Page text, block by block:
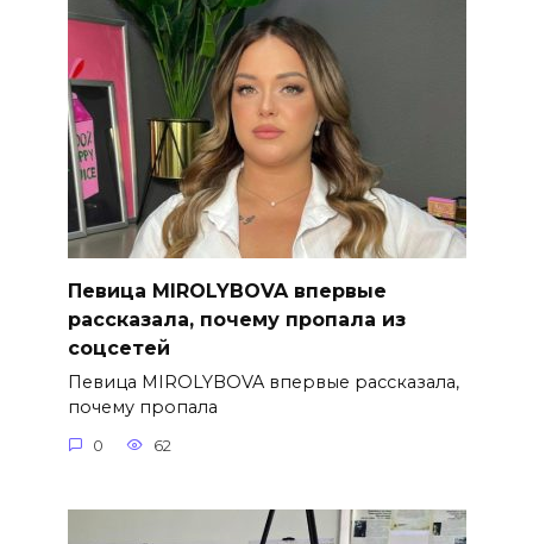
Певица MIROLYBOVA впервые
рассказала, почему пропала из
соцсетей
Певица MIROLYBOVA впервые рассказала,
почему пропала
0 62